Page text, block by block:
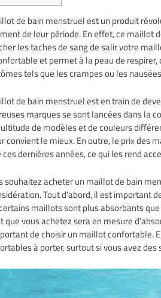
de bain menstruel est un produit
de leur période. En effet, ce maillot
les taches de sang de salir votre
et permet à la peau de
tels que les crampes ou les
de bain menstruel est en train de
marques se sont lancées dans la
de modèles et de couleurs
convient le mieux. En outre, le prix des
ces dernières années, ce qui les rend
souhaitez acheter un maillot de bain
Tout d’abord, il est important
maillots sont plus absorbants
que vous achetez sera en mesure
de choisir un maillot confortable.
à porter, surtout si vous avez